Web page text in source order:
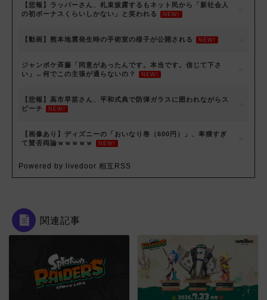
【悲報】ラッパーさん、札束披露するもネット民から「新社会人
の初ボーナスくらいしかない」と笑われる
NEW!
【動画】熊本地震発生時の手術室の様子が公開される NEW!
ジャンポケ斉藤「同意があったんです。本当です。信じて下さ
い」←何でこの主張が通らないの？
NEW!
【悲報】高市早苗さん、平和式典で防弾ガラスに囲われながらス
ピーチ
NEW!
【画像あり】ディズニーの「おいなり巻（600円）」、卑猥すぎ
て賛否両論ｗｗｗｗｗ
NEW!
Powered by livedoor 相互RSS
関連記事